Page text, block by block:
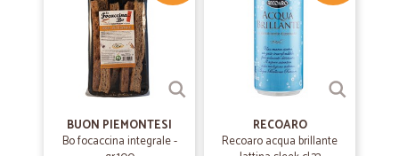
BUON PIEMONTESI
Bo focaccina integrale -
RECOARO
Recoaro acqua brillante